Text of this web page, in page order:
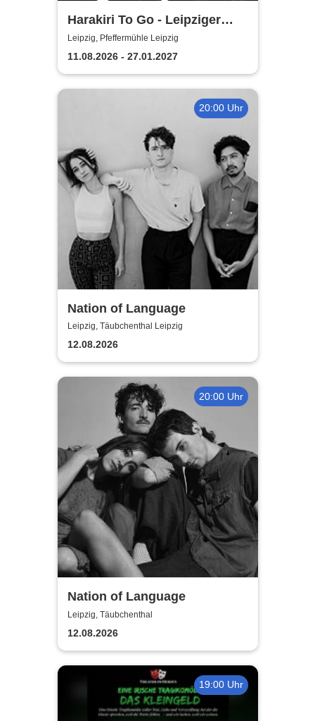
Harakiri To Go - Leipziger
Pfeffermühle
Leipzig, Pfeffermühle Leipzig
11.08.2026 - 27.01.2027
20:00 Uhr
Nation of Language
Leipzig, Täubchenthal Leipzig
12.08.2026
20:00 Uhr
Nation of Language
Leipzig, Täubchenthal
12.08.2026
19:00 Uhr